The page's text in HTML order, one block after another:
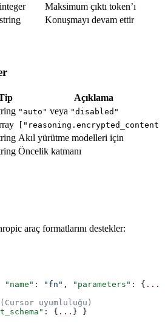
integer Maksimum çıktı token’ı
string Konuşmayı devam ettir
Açıklama
"auto" veya "disabled"
Akıl yürütme modelleri için
Öncelik katmanı
araç formatlarını destekler:
"name" : "fn" , "parameters" : { ...
uyumluluğu)
: { ... } }